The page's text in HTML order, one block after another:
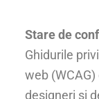
Stare de
Ghidurile
web
designeri și